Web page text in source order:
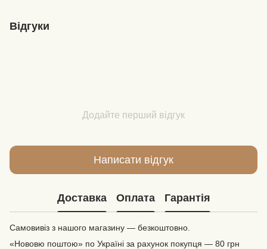
Відгуки
Додайте перший відгук
Написати відгук
Доставка Оплата Гарантія
Самовивіз з нашого магазину — безкоштовно.
«Нововю поштою» по Україні за рахунок покупця — 80 грн